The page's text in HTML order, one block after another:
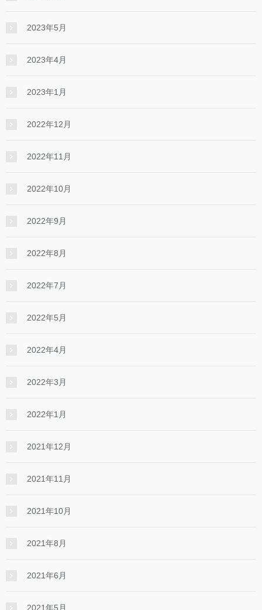
2023年5月
2023年4月
2023年1月
2022年12月
2022年11月
2022年10月
2022年9月
2022年8月
2022年7月
2022年5月
2022年4月
2022年3月
2022年1月
2021年12月
2021年11月
2021年10月
2021年8月
2021年6月
2021年5月